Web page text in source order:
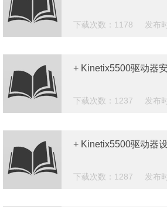
下载次数：1178 发布
+ Kinetix5500驱动器
下载次数：1237 发布
+ Kinetix5500驱动器
下载次数：1287 发布